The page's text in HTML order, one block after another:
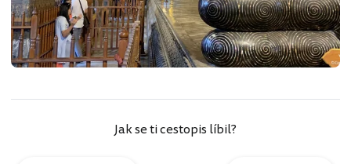
Jak se ti cestopis líbil?